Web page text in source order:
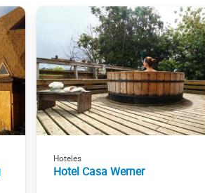
Hoteles
Hotel Casa Werner